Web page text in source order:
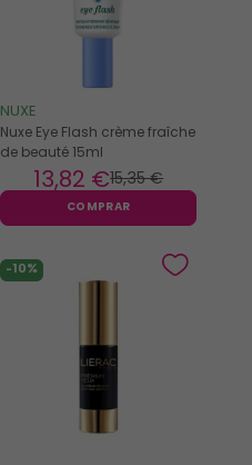
NUXE
Nuxe Eye Flash crème fraîche
de beauté 15ml
15,35 €
13,82 €
COMPRAR
-10%